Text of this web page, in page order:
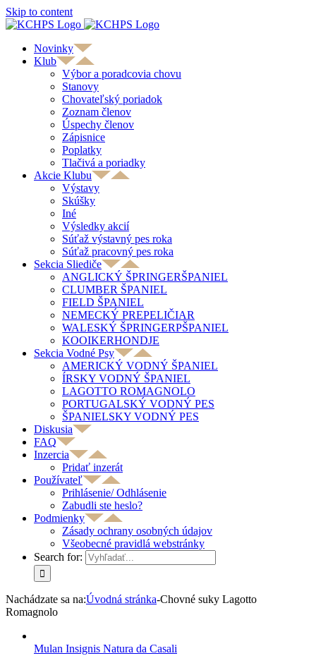
Skip to content
Novinky
Klub
Výbor a poradcovia chovu
Stanovy
Chovateľský poriadok
Zoznam členov
Úspechy členov
Zápisnice
Poplatky
Tlačivá a poriadky
Akcie Klubu
Výstavy
Skúšky
Iné
Výsledky akcií
Súťaž výstavný pes roka
Súťaž pracovný pes roka
Sekcia Sliediče
ANGLICKÝ ŠPRINGERŠPANIEL
CLUMBER ŠPANIEL
FIELD ŠPANIEL
NEMECKÝ PREPELIČIAR
WALESKÝ ŠPRINGERPŠPANIEL
KOOIKERHONDJE
Sekcia Vodné Psy
AMERICKÝ VODNÝ ŠPANIEL
ÍRSKY VODNÝ ŠPANIEL
LAGOTTO ROMAGNOLO
PORTUGALSKÝ VODNÝ PES
ŠPANIELSKY VODNÝ PES
Diskusia
FAQ
Inzercia
Pridať inzerát
Používateľ
Prihlásenie/ Odhlásenie
Zabudli ste heslo?
Podmienky
Zásady ochrany osobných údajov
Všeobecné pravidlá webstránky
Search for:
Nachádzate sa na:Úvodná stránka-Chovné suky Lagotto
Romagnolo
Mulan Insignis Natura da Casali